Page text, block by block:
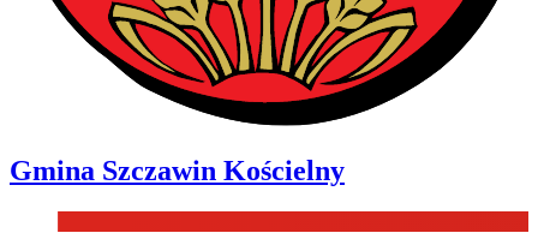
Gmina Szczawin Kościelny